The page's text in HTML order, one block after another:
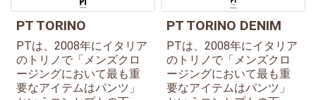
PT TORINO
PTは、2008年にイタリア
のトリノで「メンズクロ
ージングにおいて最も重
要なアイテムはパンツ」
PT TORINO DENIM
PTは、2008年にイタリア
のトリノで「メンズクロ
ージングにおいて最も重
要なアイテムはパンツ」